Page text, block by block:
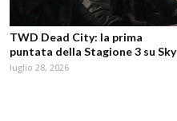
TWD Dead City: la prima
puntata della Stagione 3 su Sky
luglio 28, 2026